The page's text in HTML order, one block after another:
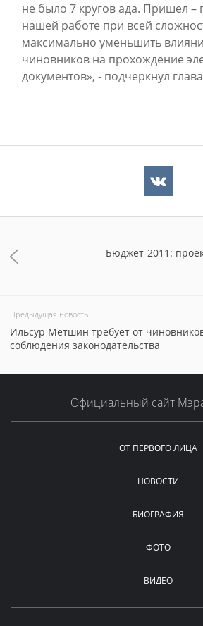
не было 7 кругов ада. Пришел –
нашей работе при всей
максимально уменьшить
чиновников на прохождение
документов», - подчеркнул
Бюджет-2011:
Предыдущая новость
Ильсур Метшин требует от
соблюдения законодательства
Официальный сайт
ОТ ПЕРВОГО ЛИЦА
НОВОСТИ
БИОГРАФИЯ
ФОТО
ВИДЕО